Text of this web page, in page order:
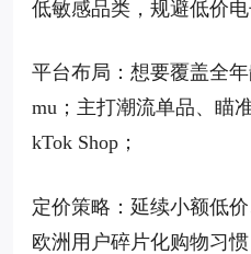
低敏感品类，规避低价
平台布局：想要覆盖全
mu；主打潮流单品、瞄
kTok Shop；
定价策略：延续小额低
欧洲用户碎片化购物习惯